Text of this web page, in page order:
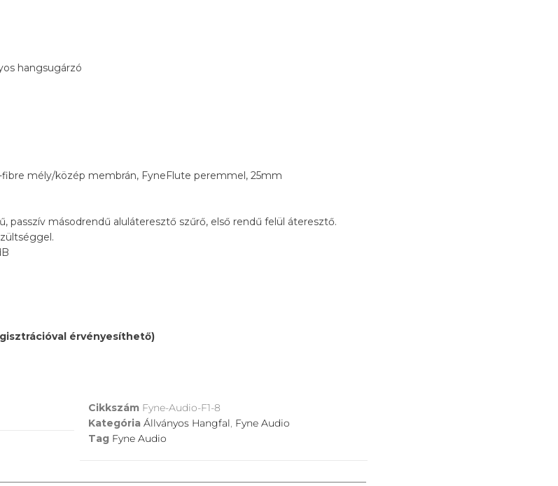
hangsugárzó
mély/közép membrán, FyneFlute peremmel, 25mm
másodrendű aluláteresztő szűrő, első rendű felül áteresztő.
érvényesíthető)
Cikkszám Fyne-Audio-F1-8
Kategória Állványos Hangfal, Fyne Audio
Tag Fyne Audio